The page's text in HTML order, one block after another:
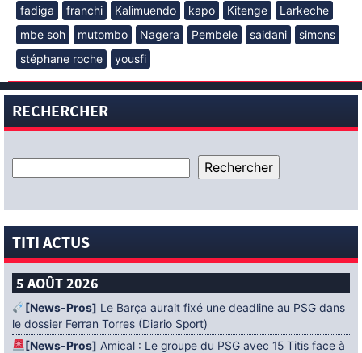
fadiga
franchi Kalimuendo kapo Kitenge
Larkeche
mbe soh
mutombo Nagera Pembele saidani
simons
stéphane roche
yousfi
RECHERCHER
TITI ACTUS
5 AOÛT 2026
[News-Pros] Le Barça aurait fixé une deadline au PSG dans
le dossier Ferran Torres (Diario Sport)
[News-Pros] Amical : Le groupe du PSG avec 15 Titis face à